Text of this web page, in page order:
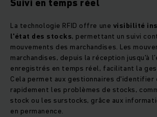
Suivi en temps réel
La technologie RFID offre une visibilité
l'état des stocks, permettant un suivi
mouvements des marchandises. Les
marchandises, depuis la réception jusqu'à
enregistrés en temps réel, facilitant la
Cela permet aux gestionnaires d'identifier
rapidement les problèmes de stocks,
stock ou les surstocks, grâce aux
en permanence.